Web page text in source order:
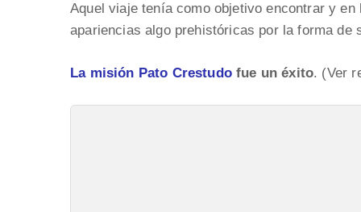
Aquel viaje tenía como objetivo encontrar y en
apariencias algo prehistóricas por la forma de
La misión Pato Crestudofue un éxito. (Ver